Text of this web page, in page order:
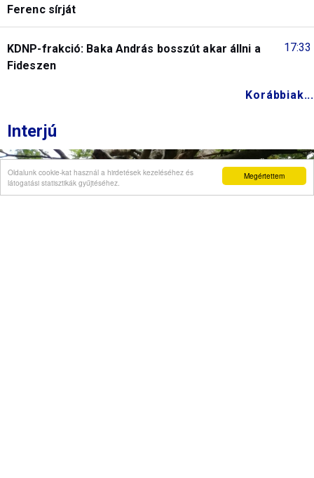
Megértettem
Oldalunk cookie-kat használ a hirdetések kezeléséhez és
látogatási statisztikák gyűjtéséhez.
Ferenc sírját
17:33
KDNP-frakció: Baka András bosszút akar állni a
Fideszen
Korábbiak...
Interjú